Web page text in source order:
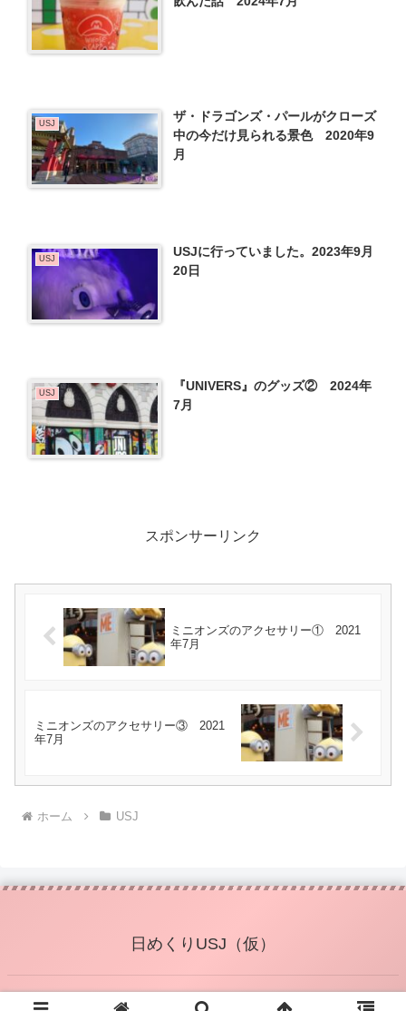
USJ
ザ・ドラゴンズ・パールがクローズ
中の今だけ見られる景色 2020年9
月
USJ
USJに行っていました。2023年9月
20日
USJ
『UNIVERS』のグッズ② 2024年
7月
スポンサーリンク
ミニオンズのアクセサリー① 2021
年7月
ミニオンズのアクセサリー③ 2021
年7月
ホーム USJ
日めくりUSJ（仮）